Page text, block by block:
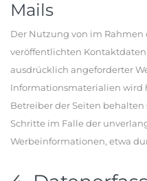
Mails
Der Nutzung von im
veröffentlichten
ausdrücklich angeforderter
Informationsmaterialien wird
Betreiber der Seiten
Schritte im Falle der
Werbeinformationen, etwa